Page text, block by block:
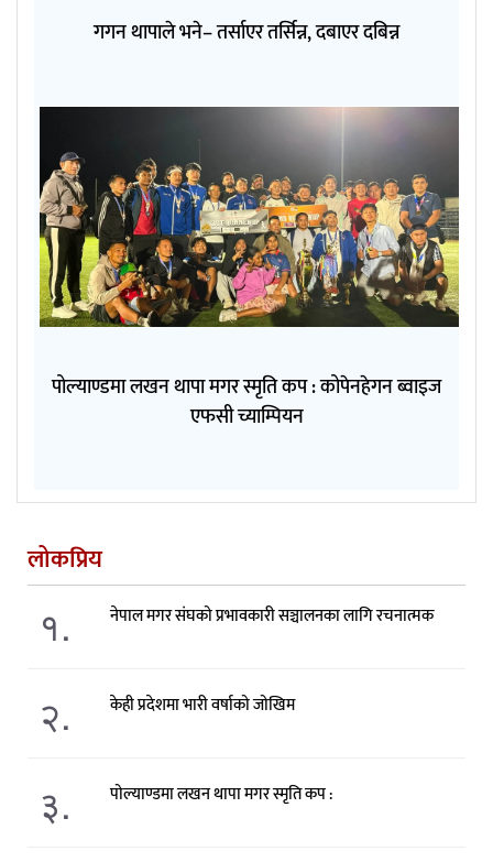
गगन थापाले भने– तर्साएर तर्सिन्न, दबाएर दबिन्न
पोल्याण्डमा लखन थापा मगर स्मृति कप : कोपेनहेगन ब्वाइज
एफसी च्याम्पियन
लोकप्रिय
१. नेपाल मगर संघको प्रभावकारी सञ्चालनका लागि रचनात्मक
२. केही प्रदेशमा भारी वर्षाको जोखिम
३. पोल्याण्डमा लखन थापा मगर स्मृति कप :